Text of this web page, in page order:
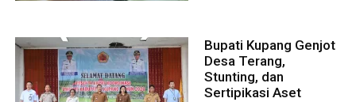
Bupati Kupang Genjot
Desa Terang,
Stunting, dan
Sertipikasi Aset